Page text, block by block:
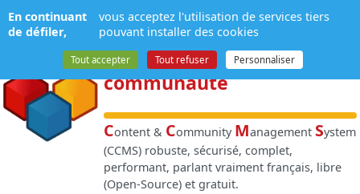
NPDS:Gestion de
contenuet de
communauté
Content & Community Management System
(CCMS) robuste, sécurisé, complet,
performant, parlant vraiment français, libre
(Open-Source) et gratuit.
Panneau de gestion des cookies
En continuant
de défiler,
vous acceptez l'utilisation de services tiers
pouvant installer des cookies
Tout accepter Tout refuser Personnaliser